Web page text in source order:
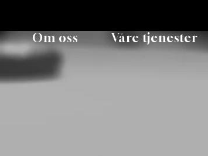
Om oss Våre tjenester